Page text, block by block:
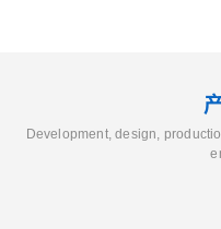
Development, design,